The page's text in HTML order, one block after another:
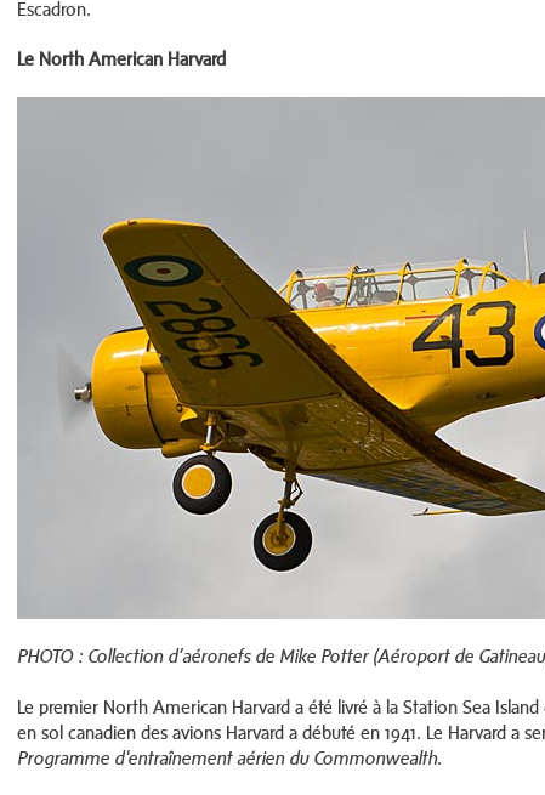
Escadron.
Le North American Harvard
PHOTO : Collection d’aéronefs de Mike Potter (Aéroport de
Le premier North American Harvard a été livré à la Station Sea
en sol canadien des avions Harvard a débuté en 1941. Le Harvard a
Programme d'entraînement aérien du Commonwealth.